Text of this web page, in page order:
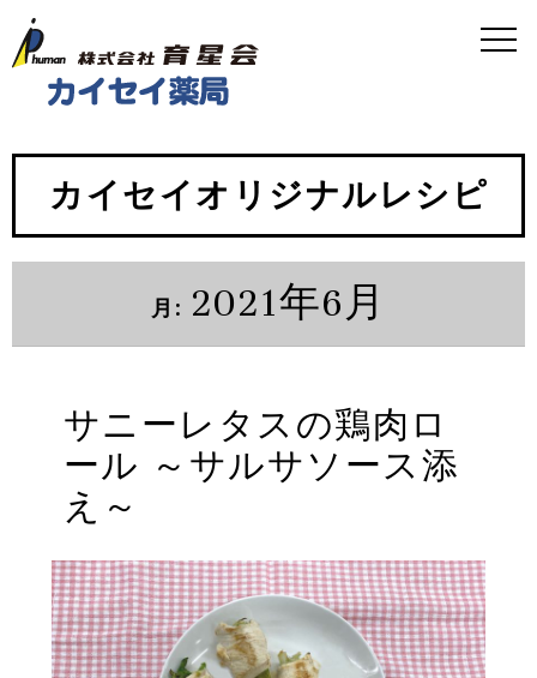
カイセイオリジナルレシピ
月: 2021年6月
サニーレタスの鶏肉ロ
ール ～サルサソース添
え～